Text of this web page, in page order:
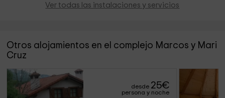
Ver todas las instalaciones y servicios
Otros alojamientos en el complejo Marcos y Mari
Cruz
desde 25€
persona y noche